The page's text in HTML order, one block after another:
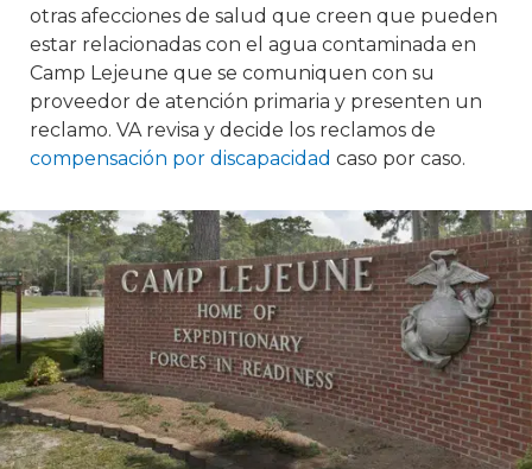
otras afecciones de salud que creen que pueden
estar relacionadas con el agua contaminada en
Camp Lejeune que se comuniquen con su
proveedor de atención primaria y presenten un
reclamo. VA revisa y decide los reclamos de
compensación por discapacidad caso por caso.